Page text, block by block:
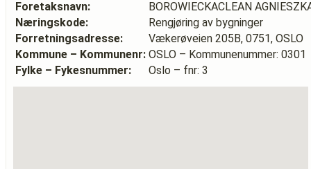
Foretaksnavn:
BOROWIECKACLEAN
Næringskode:
Rengjøring av bygninger
Forretningsadresse:
Vækerøveien 205B, 0751, OSLO
Kommune – Kommunenr: OSLO – Kommunenummer: 0301
Fylke – Fykesnummer:
Oslo – fnr: 3